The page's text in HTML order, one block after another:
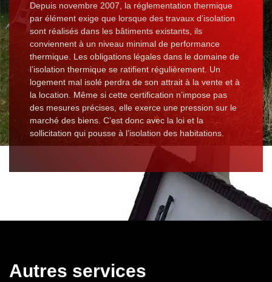
Depuis novembre 2007, la réglementation thermique
par élément exige que lorsque des travaux d’isolation
sont réalisés dans les bâtiments existants, ils
conviennent à un niveau minimal de performance
thermique. Les obligations légales dans le domaine de
l’isolation thermique se ratifient régulièrement. Un
logement mal isolé perdra de son attrait à la vente et à
la location. Même si cette certification n’impose pas
des mesures précises, elle exerce une pression sur le
marché des biens. C’est donc avec la loi et la
sollicitation qui pousse à l’isolation des habitations.
Autres services